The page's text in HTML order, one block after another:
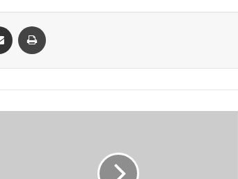
Share via Email